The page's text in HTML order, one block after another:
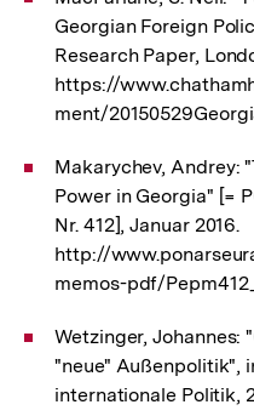
Georgian Foreign
Research Paper,
https://
ment/
Makarychev, Andrey:
Power in Georgia" [=
Nr. 412], Januar 2016.
http://
memos-pdf/
Wetzinger, Johannes:
"neue" Außenpolitik",
internationale Politik,